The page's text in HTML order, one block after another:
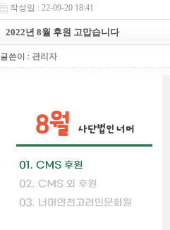
작성일 : 22-09-20 18:41
2022년 8월 후원 고맙습니다
글쓴이 : 관리자